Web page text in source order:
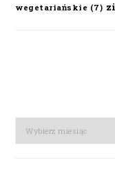
wegetariańskie (7)
Archiwa